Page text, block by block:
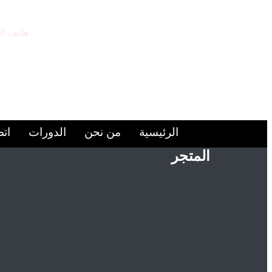
هاتف
الرئيسية من نحن الدورات
المتجر